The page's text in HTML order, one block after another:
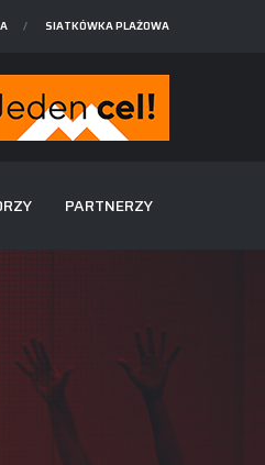
SIATKÓWKA PLAŻOWA
PARTNERZY